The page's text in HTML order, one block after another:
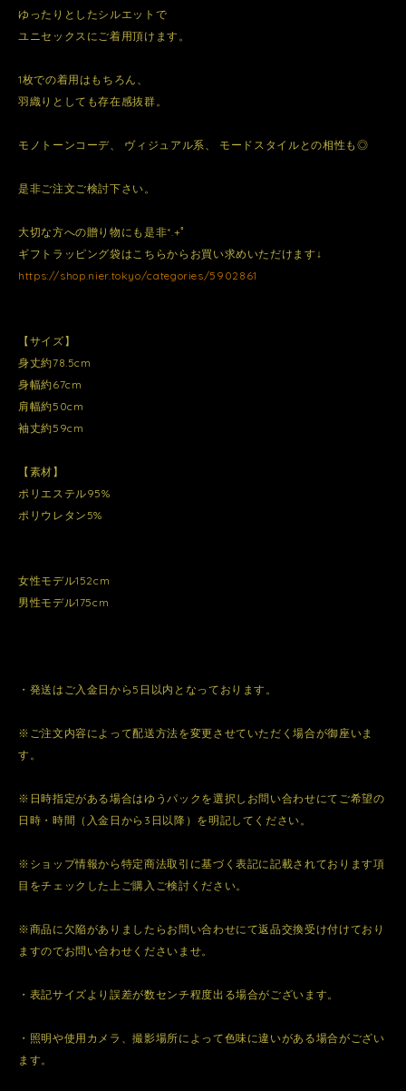
ゆったりとしたシルエットで
ユニセックスにご着用頂けます。
1枚での着用はもちろん、
羽織りとしても存在感抜群。
モノトーンコーデ、 ヴィジュアル系、 モードスタイルとの相性も◎
是非ご注文ご検討下さい。
大切な方への贈り物にも是非*.+ﾟ
ギフトラッピング袋はこちらからお買い求めいただけます↓
https://shop.nier.tokyo/categories/5902861
【サイズ】
身丈約78.5cm
身幅約67cm
肩幅約50cm
袖丈約59cm
【素材】
ポリエステル95%
ポリウレタン5%
女性モデル152cm
男性モデル175cm
・発送はご入金日から5日以内となっております。
※ご注文内容によって配送方法を変更させていただく場合が御座いま
す。
※日時指定がある場合はゆうパックを選択しお問い合わせにてご希望の
日時・時間（入金日から3日以降）を明記してください。
※ショップ情報から特定商法取引に基づく表記に記載されております項
目をチェックした上ご購入ご検討ください。
※商品に欠陥がありましたらお問い合わせにて返品交換受け付けており
ますのでお問い合わせくださいませ。
・表記サイズより誤差が数センチ程度出る場合がございます。
・照明や使用カメラ、撮影場所によって色味に違いがある場合がござい
ます。